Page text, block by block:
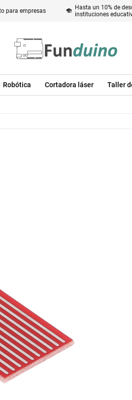
para empresas
Hasta un 10% de
instituciones
Robótica Cortadora láser Taller